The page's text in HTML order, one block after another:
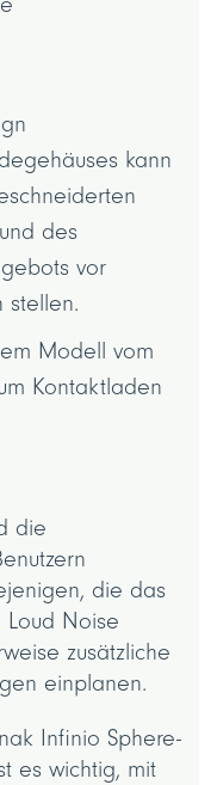
kann
des
vor
stellen.
Modell vom
Kontaktladen
die
die das
Loud Noise
zusätzliche
einplanen.
Infinio Sphere-
es wichtig, mit